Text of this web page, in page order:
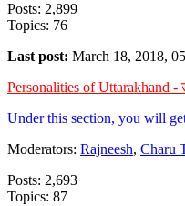
Posts: 2,899
Topics: 76
Last post: March 18, 2018,
Personalities of Uttarakhand -
Under this section, you will
Moderators: Rajneesh, Charu
Posts: 2,693
Topics: 87